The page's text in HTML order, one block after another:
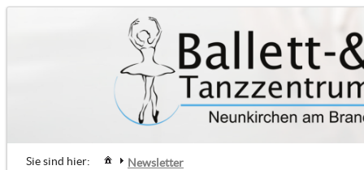
Sie sind hier: Newsletter